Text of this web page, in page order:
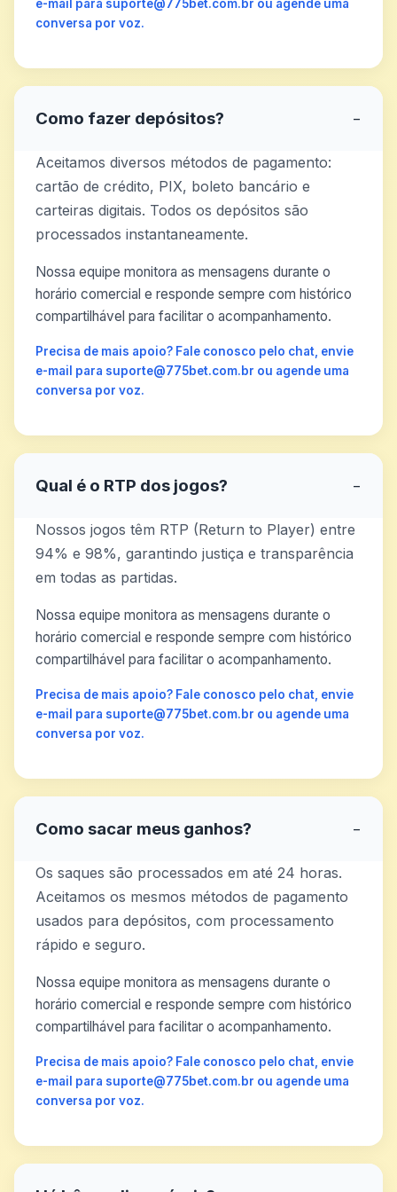
e-mail para suporte@775bet.com.br ou agende uma
conversa por voz.
Como fazer depósitos? −
Aceitamos diversos métodos de pagamento:
cartão de crédito, PIX, boleto bancário e
carteiras digitais. Todos os depósitos são
processados instantaneamente.
Nossa equipe monitora as mensagens durante o
horário comercial e responde sempre com histórico
compartilhável para facilitar o acompanhamento.
Precisa de mais apoio? Fale conosco pelo chat, envie
e-mail para suporte@775bet.com.br ou agende uma
conversa por voz.
Qual é o RTP dos jogos? −
Nossos jogos têm RTP (Return to Player) entre
94% e 98%, garantindo justiça e transparência
em todas as partidas.
Nossa equipe monitora as mensagens durante o
horário comercial e responde sempre com histórico
compartilhável para facilitar o acompanhamento.
Precisa de mais apoio? Fale conosco pelo chat, envie
e-mail para suporte@775bet.com.br ou agende uma
conversa por voz.
Como sacar meus ganhos? −
Os saques são processados em até 24 horas.
Aceitamos os mesmos métodos de pagamento
usados para depósitos, com processamento
rápido e seguro.
Nossa equipe monitora as mensagens durante o
horário comercial e responde sempre com histórico
compartilhável para facilitar o acompanhamento.
Precisa de mais apoio? Fale conosco pelo chat, envie
e-mail para suporte@775bet.com.br ou agende uma
conversa por voz.